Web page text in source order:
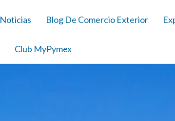
Noticias Blog De Comercio Exterior
Club MyPymex